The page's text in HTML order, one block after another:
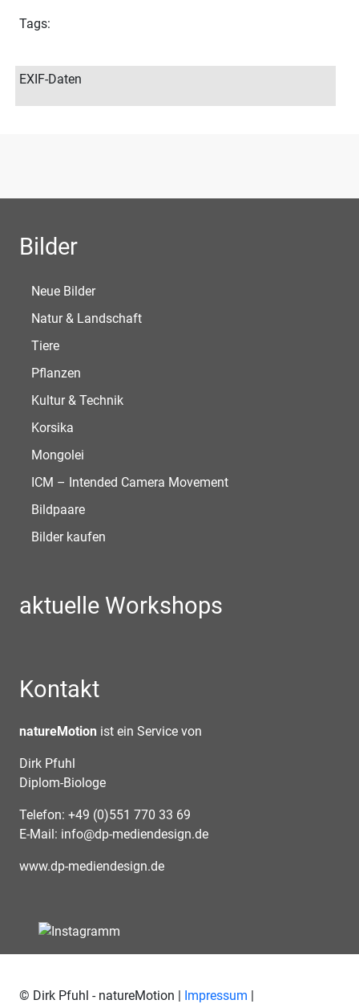
Tags:
EXIF-Daten
Bilder
Neue Bilder
Natur & Landschaft
Tiere
Pflanzen
Kultur & Technik
Korsika
Mongolei
ICM – Intended Camera Movement
Bildpaare
Bilder kaufen
aktuelle Workshops
Kontakt
natureMotion ist ein Service von
Dirk Pfuhl
Diplom-Biologe
Telefon: +49 (0)551 770 33 69
E-Mail: info@dp-mediendesign.de
www.dp-mediendesign.de
© Dirk Pfuhl - natureMotion | Impressum |